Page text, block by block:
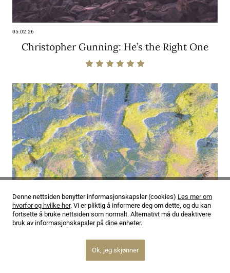
05.02.26
Christopher Gunning: He’s the Right One
Denne nettsiden benytter informasjonskapsler (cookies) Les mer om
hvorfor og hvilke her. Vi er pliktig å informere deg om dette, og du kan
fortsette å bruke nettsiden som normalt. Alternativt må du deaktivere
bruk av informasjonskapsler på dine enheter.
Ok, jeg skjønner